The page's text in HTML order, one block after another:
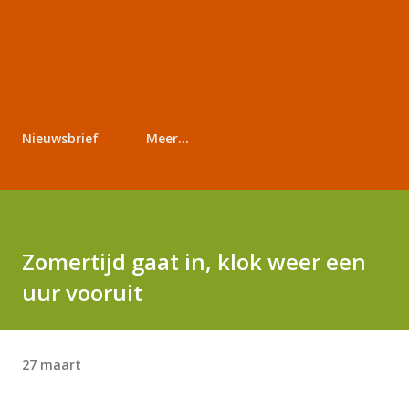
Nieuwsbrief Meer…
Zomertijd gaat in, klok weer een
uur vooruit
27 maart